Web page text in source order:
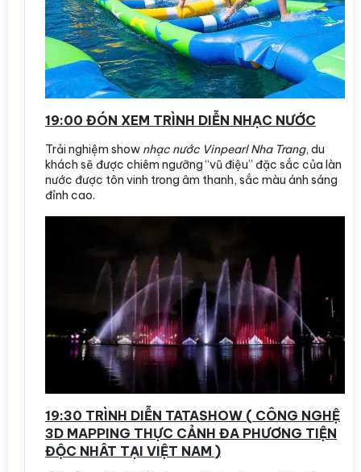
19:00 ĐÓN XEM TRÌNH DIỄN NHẠC NƯỚC
Trải nghiệm show nhạc nước Vinpearl Nha Trang, du
khách sẽ được chiêm ngưỡng “vũ điệu” đặc sắc của làn
nước được tôn vinh trong âm thanh, sắc màu ánh sáng
đỉnh cao.
19:30 TRÌNH DIỄN TATASHOW ( CÔNG NGHỆ
3D MAPPING THỰC CẢNH ĐA PHƯƠNG TIỆN
ĐỘC NHÂT TẠI VIỆT NAM )